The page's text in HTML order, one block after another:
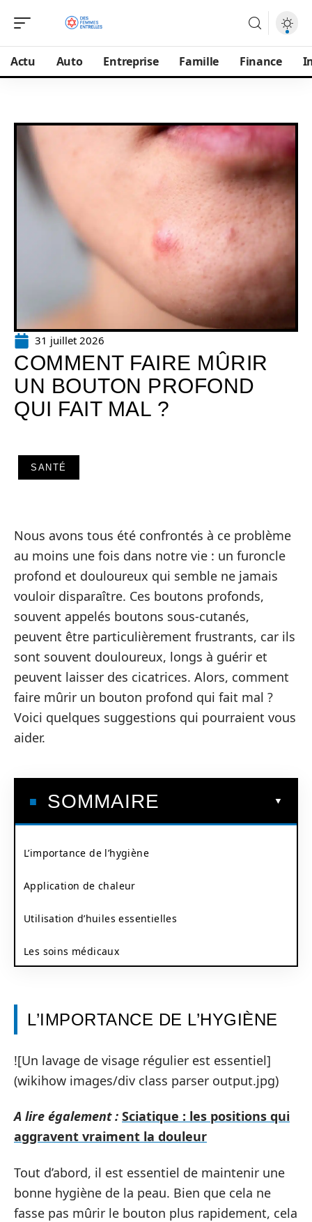
Actu Auto Entreprise Famille Finance
31 juillet 2026
COMMENT FAIRE MÛRIR
UN BOUTON PROFOND
QUI FAIT MAL ?
SANTÉ
Nous avons tous été confrontés à ce problème
au moins une fois dans notre vie : un furoncle
profond et douloureux qui semble ne jamais
vouloir disparaître. Ces boutons profonds,
souvent appelés boutons sous-cutanés,
peuvent être particulièrement frustrants, car ils
sont souvent douloureux, longs à guérir et
peuvent laisser des cicatrices. Alors, comment
faire mûrir un bouton profond qui fait mal ?
Voici quelques suggestions qui pourraient vous
aider.
SOMMAIRE
L’importance de l’hygiène
Application de chaleur
Utilisation d’huiles essentielles
Les soins médicaux
L’IMPORTANCE DE L’HYGIÈNE
![Un lavage de visage régulier est essentiel]
(wikihow images/div class parser output.jpg)
A lire également : Sciatique : les positions qui
aggravent vraiment la douleur
Tout d’abord, il est essentiel de maintenir une
bonne hygiène de la peau. Bien que cela ne
fasse pas mûrir le bouton plus rapidement, cela